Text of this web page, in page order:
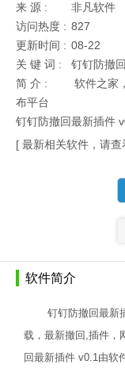
来 源 :
非凡软件
访问热度 : 827
更新时间 : 08-22
关 键 词 :
钉钉防撤
简 介 :
软件之家
布平台
钉钉防撤回最新插件
[ 最新相关软件，请
软件简介
钉钉防撤回最新
载，最新撤回,插件，
回最新插件 v0.1由软